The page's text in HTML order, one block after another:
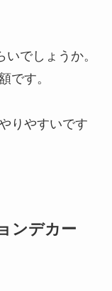
でしょうか。
です。
りやすいです
ンデカー